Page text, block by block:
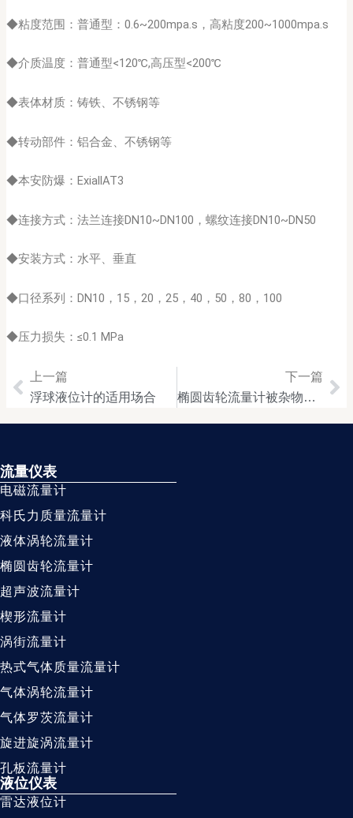
◆粘度范围：普通型：0.6~200mpa.s，高粘度200~1000mpa.s
◆介质温度：普通型<120℃,高压型<200℃
◆表体材质：铸铁、不锈钢等
◆转动部件：铝合金、不锈钢等
◆本安防爆：ExiallAT3
◆连接方式：法兰连接DN10~DN100，螺纹连接DN10~DN50
◆安装方式：水平、垂直
◆口径系列：DN10，15，20，25，40，50，80，100
◆压力损失：≤0.1 MPa
Prev
上一篇
浮球液位计的适用场合
下一篇
椭圆齿轮流量计被杂物卡住的处理
流量仪表
电磁流量计
科氏力质量流量计
液体涡轮流量计
椭圆齿轮流量计
超声波流量计
楔形流量计
涡街流量计
热式气体质量流量计
气体涡轮流量计
气体罗茨流量计
旋进旋涡流量计
孔板流量计
液位仪表
雷达液位计